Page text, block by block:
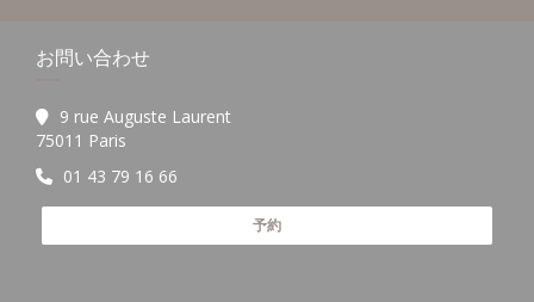
お問い合わせ
9 rue Auguste Laurent
75011 Paris
01 43 79 16 66
予約